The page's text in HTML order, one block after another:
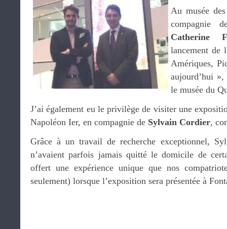
Au musée
compagnie
Catherine
lancement de
Amériques,
aujourd’hui
le musée du
J’ai également eu le privilège de visiter une
Napoléon Ier, en compagnie de Sylvain Cordier,
Grâce à un travail de recherche exceptionnel,
n’avaient parfois jamais quitté le domicile de
offert une expérience unique que nos
seulement) lorsque l’exposition sera présentée à